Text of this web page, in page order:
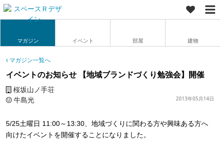
マガジン イベント 部屋 建物
マガジン一覧へ
イベントのお知らせ 【地域ブランドづくり勉強会】開催
桜坂山ノ手荘
牛島光
2013年05月14日
5/25土曜日 11:00～13:30、地域づくりに関わる方や興味ある方へ
向けたイベントを開催することになりました。